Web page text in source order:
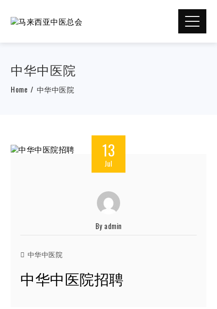
中华中医院
Home 中华中医院
13
Jul
By admin
中华中医院
中华中医院招聘